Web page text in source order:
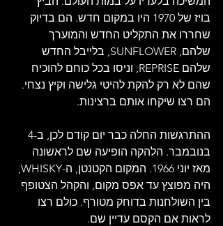
בויז של 1970 היו במקום חדש. הם בדיוק
שחררו את התקליט החדש והמוערך
שלהם, SUNFLOWER, בלייבל החדש
שלהם REPRISE, וניסו בכל כוחם להוכיח
שהם לא רק להקת להיטי גלישה וקיץ נצחי.
הם רצו שיקחו אותם ברצינות.
בנובמבר. הלהקה הופיעה שם לראשונה
מאז יוני 1966. המקום הקטנטן, ה-WHISKY,
היה מפוצץ עד אפס מקום, והקהל הצטופף
בין השולחנות בדוחק מטורף. כולם רצו
לראות אם הקסם עדיין שם.